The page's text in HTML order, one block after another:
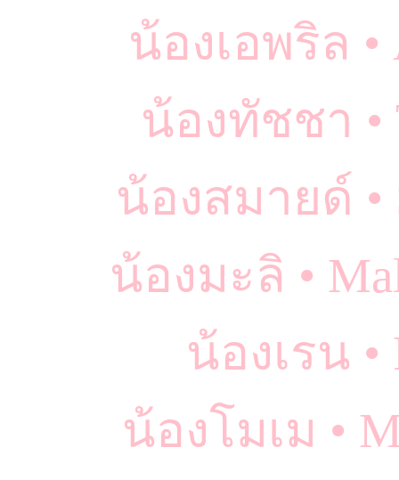
น้องเอพริล •
น้องทัชชา •
น้องสมายด์ •
น้องมะลิ •
น้องเรน
น้องโมเม •